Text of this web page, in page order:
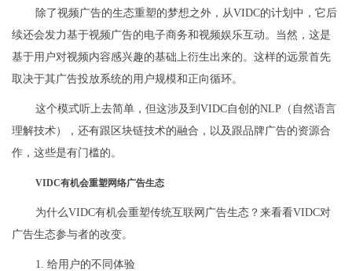
除了视频广告的生态重塑的梦想之外，从VIDC的计划中，它后
续还会发力基于视频广告的电子商务和视频娱乐互动。当然，这是
基于用户对视频内容感兴趣的基础上衍生出来的。这样的远景首先
取决于其广告投放系统的用户规模和正向循环。
这个模式听上去简单，但这涉及到VIDC自创的NLP（自然语言
理解技术），还有跟区块链技术的融合，以及跟品牌广告的资源合
作，这些是有门槛的。
VIDC有机会重塑网络广告生态
为什么VIDC有机会重塑传统互联网广告生态？来看看VIDC对
广告生态参与者的改变。
1. 给用户的不同体验